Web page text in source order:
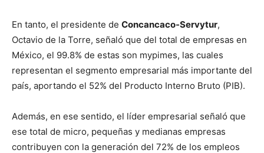
En tanto, el presidente de Concancaco-Servytur,
Octavio de la Torre, señaló que del total de empresas en
México, el 99.8% de estas son mypimes, las cuales
representan el segmento empresarial más importante del
país, aportando el 52% del Producto Interno Bruto (PIB).
Además, en ese sentido, el líder empresarial señaló que
ese total de micro, pequeñas y medianas empresas
contribuyen con la generación del 72% de los empleos